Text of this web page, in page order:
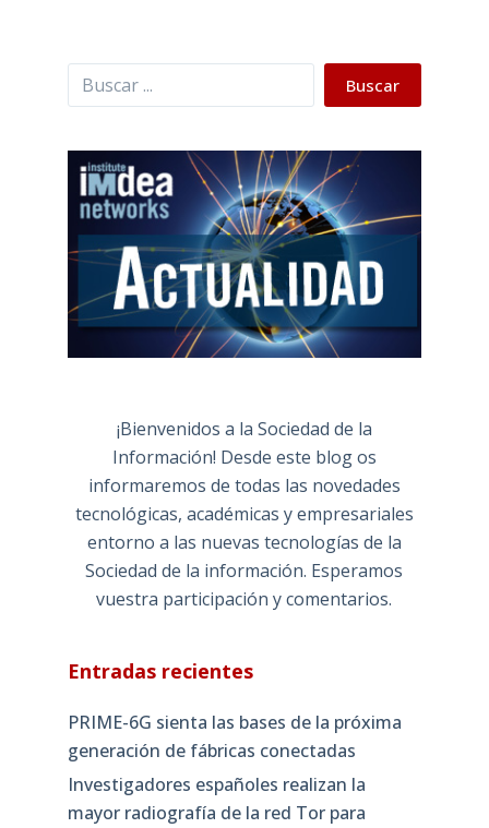
Buscar Buscar
¡Bienvenidos a la Sociedad de la
Información! Desde este blog os
informaremos de todas las novedades
tecnológicas, académicas y empresariales
entorno a las nuevas tecnologías de la
Sociedad de la información. Esperamos
vuestra participación y comentarios.
Entradas recientes
PRIME-6G sienta las bases de la próxima
generación de fábricas conectadas
Investigadores españoles realizan la
mayor radiografía de la red Tor para